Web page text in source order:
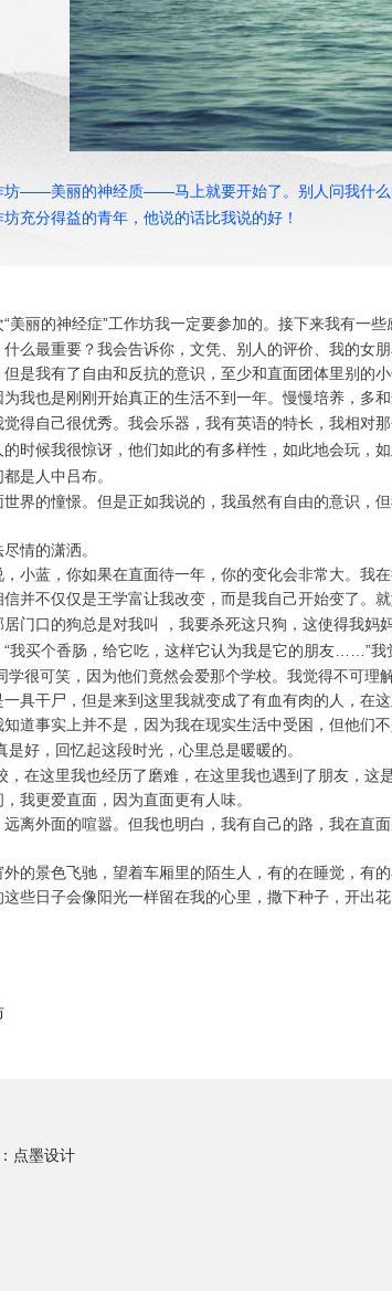
坊——美丽的神经质——马上就要开始了。别人问我什么
充分得益的青年，他说的话比我说的好！
丽的神经症”工作坊我一定要参加的。接下来我有一些
最重要？我会告诉你，文凭、别人的评价、我的女
是我有了自由和反抗的意识，至少和直面团体里别的
我也是刚刚开始真正的生活不到一年。慢慢培养，多
自己很优秀。我会乐器，我有英语的特长，我相对
时候我很惊讶，他们如此的有多样性，如此地会玩，
是人中吕布。
的憧憬。但是正如我说的，我虽然有自由的意识，
情的潇洒。
蓝，你如果在直面待一年，你的变化会非常大。我
并不仅仅是王学富让我改变，而是我自己开始变了。
口的狗总是对我叫 ，我要杀死这只狗，这使得我妈
我买个香肠，给它吃，这样它认为我是它的朋友……”我
可笑，因为他们竟然会爱那个学校。我觉得不可理
具干尸，但是来到这里我就变成了有血有肉的人，在
道事实上并不是，因为我在现实生活中受困，但他们不
，回忆起这段时光，心里总是暖暖的。
这里我也经历了磨难，在这里我也遇到了朋友，这是
更爱直面，因为直面更有人味。
外面的喧嚣。但我也明白，我有自己的路，我在直
景色飞驰，望着车厢里的陌生人，有的在睡觉，有
些日子会像阳光一样留在我的心里，撒下种子，开出花
点墨设计